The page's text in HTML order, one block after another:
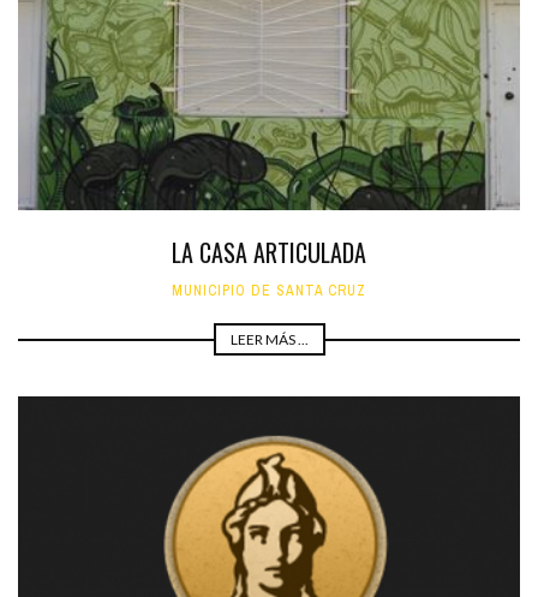
LA CASA ARTICULADA
MUNICIPIO DE SANTA CRUZ
LEER MÁS ...